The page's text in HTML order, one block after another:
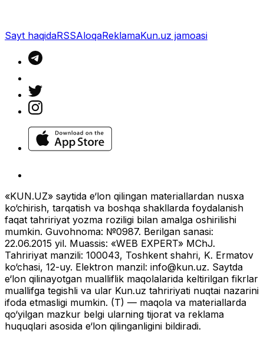
Sayt haqidaRSSAloqaReklamaKun.uz jamoasi
«KUN.UZ» saytida e‘lon qilingan materiallardan nusxa
ko‘chirish, tarqatish va boshqa shakllarda foydalanish
faqat tahririyat yozma roziligi bilan amalga oshirilishi
mumkin. Guvohnoma: №0987. Berilgan sanasi:
22.06.2015 yil. Muassis: «WEB EXPERT» MChJ.
Tahririyat manzili: 100043, Toshkent shahri, K. Ermatov
ko‘chasi, 12-uy. Elektron manzil: info@kun.uz. Saytda
e‘lon qilinayotgan mualliflik maqolalarida keltirilgan fikrlar
muallifga tegishli va ular Kun.uz tahririyati nuqtai nazarini
ifoda etmasligi mumkin. (T) — maqola va materiallarda
qo‘yilgan mazkur belgi ularning tijorat va reklama
huquqlari asosida e‘lon qilinganligini bildiradi.